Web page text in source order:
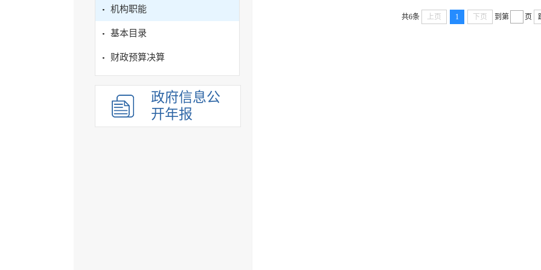
机构职能
基本目录
财政预算决算
政府信息公
开年报
共6条 上页 1 下页 到第 页